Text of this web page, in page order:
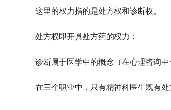
这里的权力指的是处方权和诊断权。
处方权即开具处方药的权力；
诊断属于医学中的概念（在心理咨询中
在三个职业中， 只有精神科医生既有